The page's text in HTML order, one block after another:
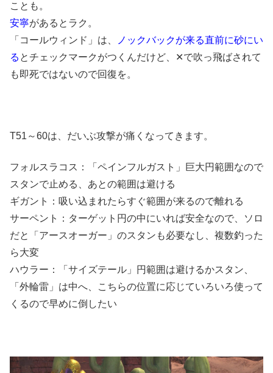
ことも。
安寧があるとラク。
「コールウィンド」は、
ノックバックが来る直前に砂にい
る とチェックマークがつくんだけど、✕で吹っ飛ばされて
も即死ではないので回復を。
T51～60は、だいぶ攻撃が痛くなってきます。
フォルスラコス：「ペインフルガスト」巨大円範囲なので
スタンで止める、あとの範囲は避ける
ギガント：吸い込まれたらすぐ範囲が来るので離れる
サーペント：ターゲット円の中にいれば安全なので、ソロ
だと「アースオーガー」のスタンも必要なし、複数釣った
ら大変
ハウラー：「サイズテール」円範囲は避けるかスタン、
「外輪雷」は中へ、こちらの位置に応じていろいろ使って
くるので早めに倒したい